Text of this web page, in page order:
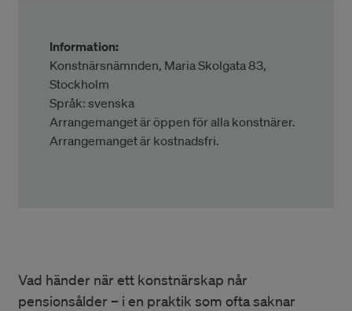
Information:
Konstnärsnämnden, Maria Skolgata 83,
Stockholm
Språk: svenska
Arrangemanget är öppen för alla konstnärer.
Arrangemanget är kostnadsfri.
Vad händer när ett konstnärskap når
pensionsålder – i en praktik som ofta saknar